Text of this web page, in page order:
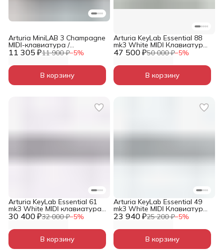
11 305 ₽11 900 ₽−5%
Arturia MiniLAB 3 Champagne
MIDI-клавиатура /
контроллер с пэдами
В корзину
47 500 ₽50 000 ₽−5%
Arturia KeyLab Essential 88
mk3 White MIDI Клавиатура
/ контроллер
В корзину
30 400 ₽32 000 ₽−5%
Arturia KeyLab Essential 61
mk3 White MIDI клавиатура /
контроллер
В корзину
23 940 ₽25 200 ₽−5%
Arturia KeyLab Essential 49
mk3 White MIDI Клавиатура
/ контроллер
В корзину